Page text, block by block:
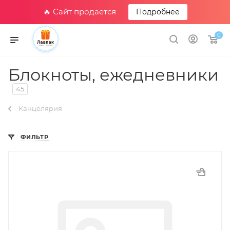
🔥 Сайт продается Подробнее
0
Блокноты, ежедневники
45
Канцелярия
ФИЛЬТР